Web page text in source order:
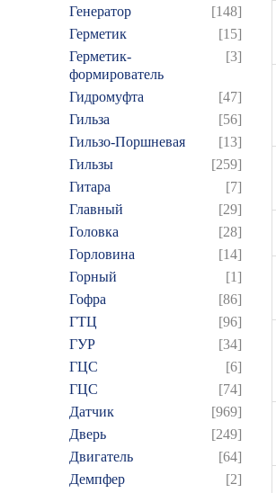
Генератор
[148]
Герметик
[15]
Герметик-
формирователь
[3]
Гидромуфта
[47]
Гильза
[56]
Гильзо-Поршневая
[13]
Гильзы
[259]
Гитара
[7]
Главный
[29]
Головка
[28]
Горловина
[14]
Горный
[1]
Гофра
[86]
ГТЦ
[96]
ГУР
[34]
ГЦC
[6]
ГЦС
[74]
Датчик
[969]
Дверь
[249]
Двигатель
[64]
Демпфер
[2]